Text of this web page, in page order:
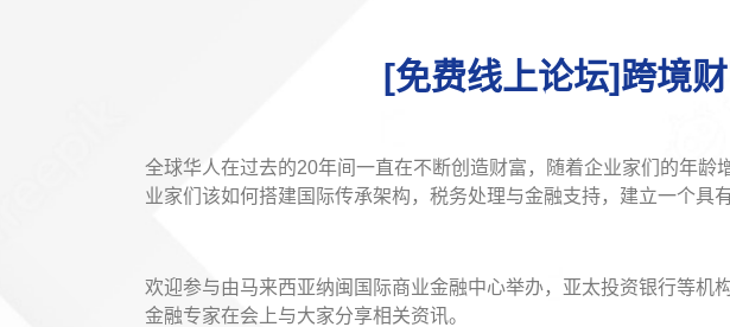
[免费线上论坛]跨境
全球华人在过去的20年间一直在不断创造财富，随着企业家们的年
业家们该如何搭建国际传承架构，税务处理与金融支持，建立一个具
欢迎参与由马来西亚纳闽国际商业金融中心举办，亚太投资银行等
金融专家在会上与大家分享相关资讯。